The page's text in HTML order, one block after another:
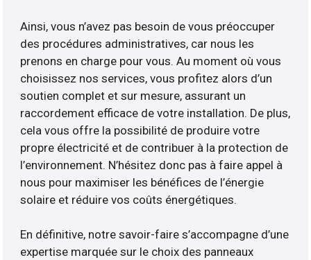
Ainsi, vous n’avez pas besoin de vous préoccuper
des procédures administratives, car nous les
prenons en charge pour vous. Au moment où vous
choisissez nos services, vous profitez alors d’un
soutien complet et sur mesure, assurant un
raccordement efficace de votre installation. De plus,
cela vous offre la possibilité de produire votre
propre électricité et de contribuer à la protection de
l’environnement. N’hésitez donc pas à faire appel à
nous pour maximiser les bénéfices de l’énergie
solaire et réduire vos coûts énergétiques.
En définitive, notre savoir-faire s’accompagne d’une
expertise marquée sur le choix des panneaux